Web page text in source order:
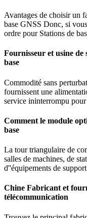
Avantages de choisir un
base GNSS Donc, si
ordre pour Stations de
Fournisseur et usine de
base
Commodité sans
fournissent une
service ininterrompu
Comment le module
base
La tour triangulaire de
salles de machines, de
d''équipements de
Chine Fabricant et
télécommunication